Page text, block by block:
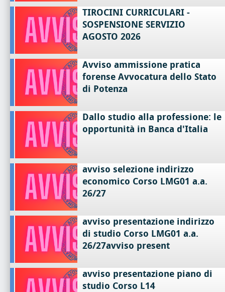
TIROCINI CURRICULARI -
SOSPENSIONE SERVIZIO
AGOSTO 2026
Avviso ammissione pratica
forense Avvocatura dello Stato
di Potenza
Dallo studio alla professione: le
opportunità in Banca d'Italia
avviso selezione indirizzo
economico Corso LMG01 a.a.
26/27
avviso presentazione indirizzo
di studio Corso LMG01 a.a.
26/27avviso present
avviso presentazione piano di
studio Corso L14